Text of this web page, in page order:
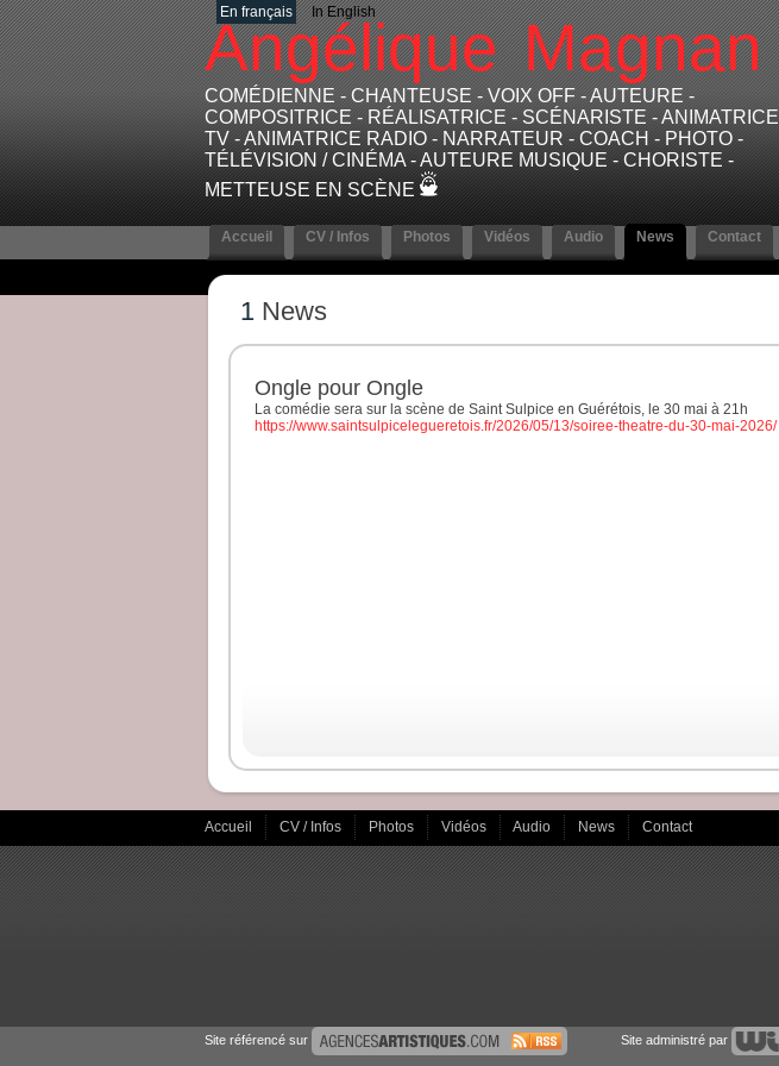
En français In English
Angélique Magnan
COMÉDIENNE - CHANTEUSE - VOIX OFF - AUTEURE -
COMPOSITRICE - RÉALISATRICE - SCÉNARISTE - ANIMATRICE
TV - ANIMATRICE RADIO - NARRATEUR - COACH - PHOTO -
TÉLÉVISION / CINÉMA - AUTEURE MUSIQUE - CHORISTE -
METTEUSE EN SCÈNE
Accueil CV / Infos Photos Vidéos Audio News Contact
1 News
Ongle pour Ongle
La comédie sera sur la scène de Saint Sulpice en Guérétois, le 30 mai à 21h
https://www.saintsulpicelegueretois.fr/2026/05/13/soiree-theatre-du-30-mai-2026/
Accueil CV / Infos Photos Vidéos Audio News Contact
Site référencé sur Site administré par